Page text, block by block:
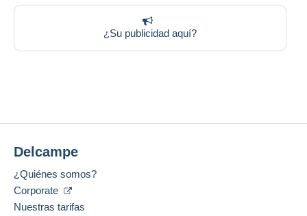
¿Su publicidad aquí?
Delcampe
¿Quiénes somos?
Corporate
Nuestras tarifas